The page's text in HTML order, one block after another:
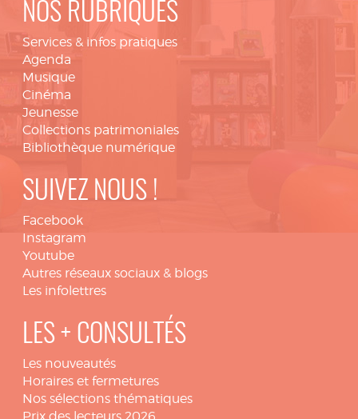
NOS RUBRIQUES
Services & infos pratiques
Agenda
Musique
Cinéma
Jeunesse
Collections patrimoniales
Bibliothèque numérique
SUIVEZ NOUS !
Facebook
Instagram
Youtube
Autres réseaux sociaux & blogs
Les infolettres
LES + CONSULTÉS
Les nouveautés
Horaires et fermetures
Nos sélections thématiques